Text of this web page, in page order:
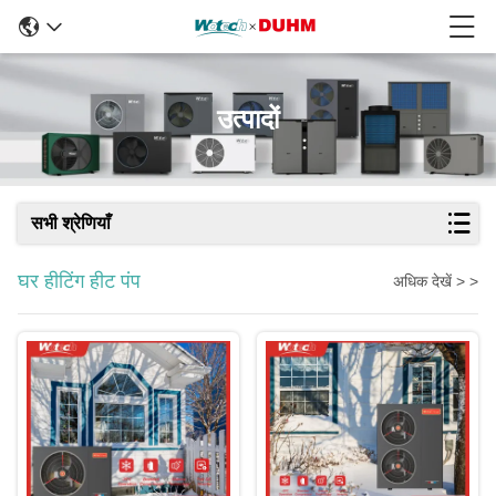
उत्पादों
सभी श्रेणियाँ
घर हीटिंग हीट पंप अधिक देखें > >